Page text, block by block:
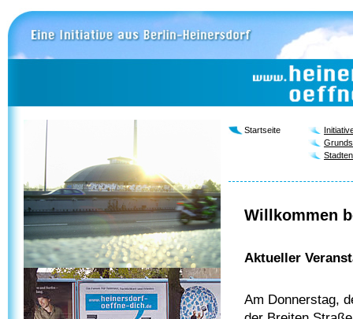
Startseite
Willkommen
Aktueller
Am Donnerstag,